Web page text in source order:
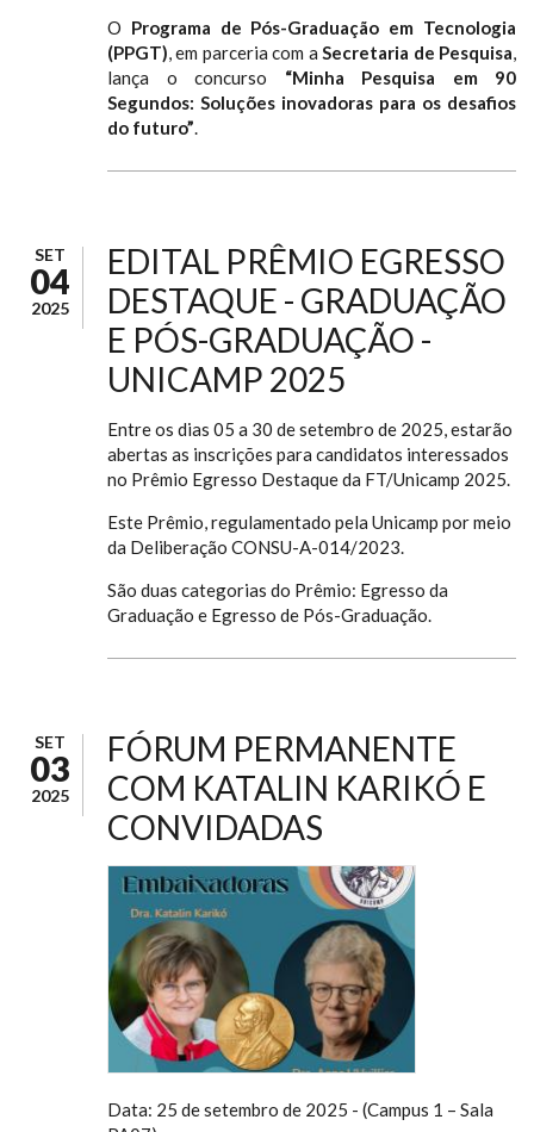
O Programa de Pós-Graduação em Tecnologia
(PPGT), em parceria com aSecretaria de Pesquisa,
lança o concurso “Minha Pesquisa em 90
Segundos: Soluções inovadoras para os desafios
do futuro”.
SET
04
2025
EDITAL PRÊMIO EGRESSO
DESTAQUE - GRADUAÇÃO
E PÓS-GRADUAÇÃO -
UNICAMP 2025
Entre os dias 05 a 30 de setembro de 2025, estarão
abertas as inscrições para candidatos interessados
no Prêmio Egresso Destaque da FT/Unicamp 2025.
Este Prêmio, regulamentado pela Unicamp por meio
da Deliberação CONSU-A-014/2023.
São duas categorias do Prêmio: Egresso da
Graduação e Egresso de Pós-Graduação.
SET
03
2025
FÓRUM PERMANENTE
COM KATALIN KARIKÓ E
CONVIDADAS
Data: 25 de setembro de 2025 - (Campus 1 – Sala